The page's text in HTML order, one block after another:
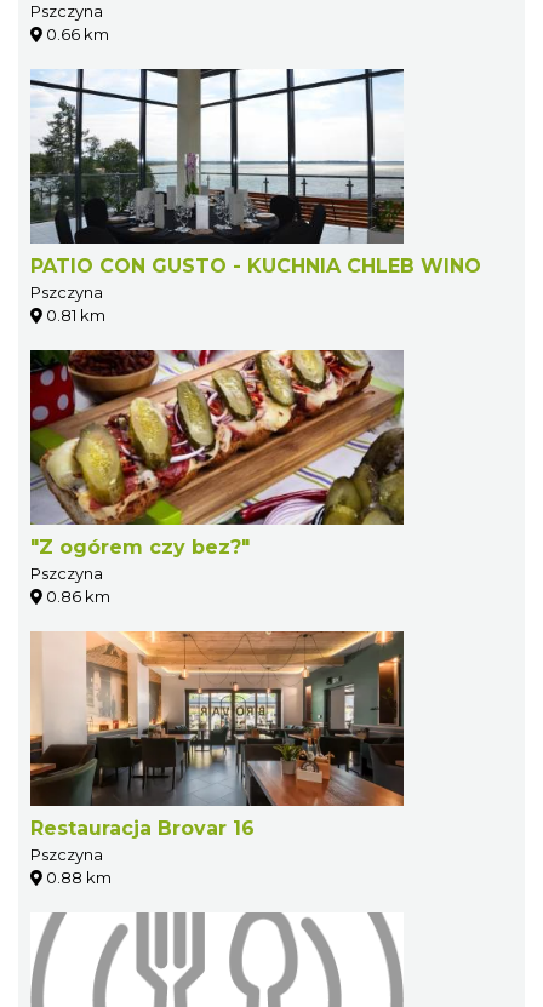
Pszczyna
0.66 km
PATIO CON GUSTO - KUCHNIA CHLEB WINO
Pszczyna
0.81 km
"Z ogórem czy bez?"
Pszczyna
0.86 km
Restauracja Brovar 16
Pszczyna
0.88 km